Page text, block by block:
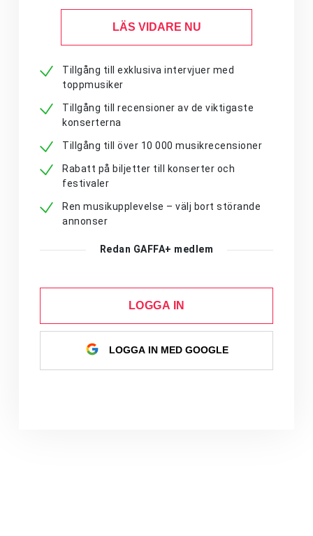
LÄS VIDARE NU
Tillgång till exklusiva intervjuer med
toppmusiker
Tillgång till recensioner av de viktigaste
konserterna
Tillgång till över 10 000 musikrecensioner
Rabatt på biljetter till konserter och
festivaler
Ren musikupplevelse – välj bort störande
annonser
Redan GAFFA+ medlem
LOGGA IN
LOGGA IN MED GOOGLE